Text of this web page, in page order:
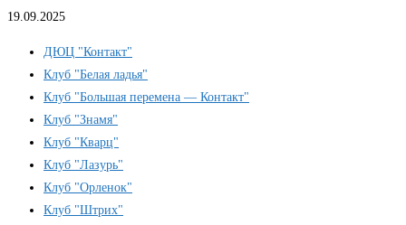
19.09.2025
ДЮЦ "Контакт"
Клуб "Белая ладья"
Клуб "Большая перемена — Контакт"
Клуб "Знамя"
Клуб "Кварц"
Клуб "Лазурь"
Клуб "Орленок"
Клуб "Штрих"